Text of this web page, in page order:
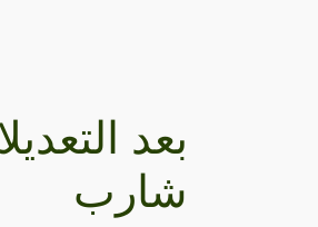
بعد
شارب